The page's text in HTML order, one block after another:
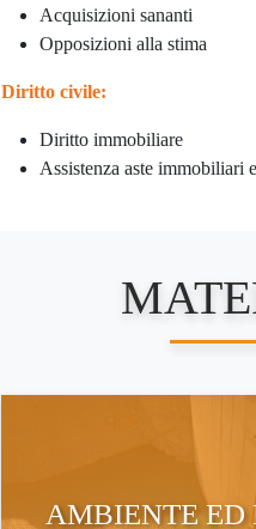
Acquisizioni sananti
Opposizioni alla stima
Diritto civile:
Diritto immobiliare
Assistenza aste immobiliari
AMBIENTE ED